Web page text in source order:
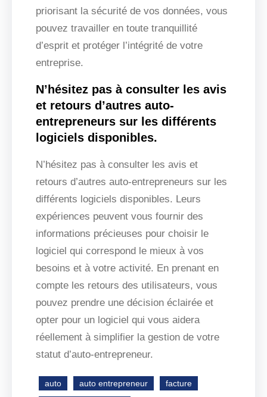
priorisant la sécurité de vos données, vous
pouvez travailler en toute tranquillité
d’esprit et protéger l’intégrité de votre
entreprise.
N’hésitez pas à consulter les avis
et retours d’autres auto-
entrepreneurs sur les différents
logiciels disponibles.
N’hésitez pas à consulter les avis et
retours d’autres auto-entrepreneurs sur les
différents logiciels disponibles. Leurs
expériences peuvent vous fournir des
informations précieuses pour choisir le
logiciel qui correspond le mieux à vos
besoins et à votre activité. En prenant en
compte les retours des utilisateurs, vous
pouvez prendre une décision éclairée et
opter pour un logiciel qui vous aidera
réellement à simplifier la gestion de votre
statut d’auto-entrepreneur.
auto auto entrepreneur facture